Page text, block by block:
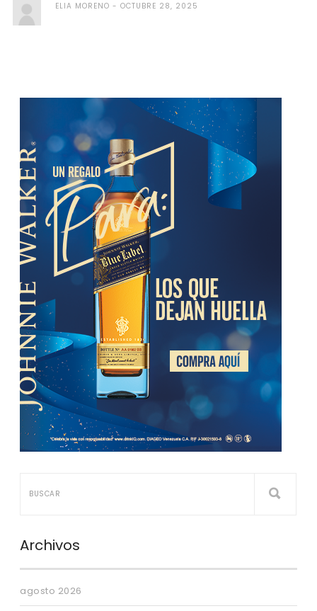
ELIA MORENO OCTUBRE 28, 2025
Archivos
agosto 2026